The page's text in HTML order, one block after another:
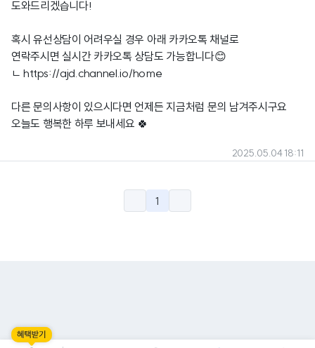
도와드리겠습니다!
혹시 유선상담이 어려우실 경우 아래 카카오톡 채널로
연락주시면 실시간 카카오톡 상담도 가능합니다😊
ㄴhttps://ajd.channel.io/home
다른 문의사항이 있으시다면 언제든 지금처럼 문의 남겨주시구요
오늘도 행복한 하루 보내세요 🍀
2025.05.04 18:11
1